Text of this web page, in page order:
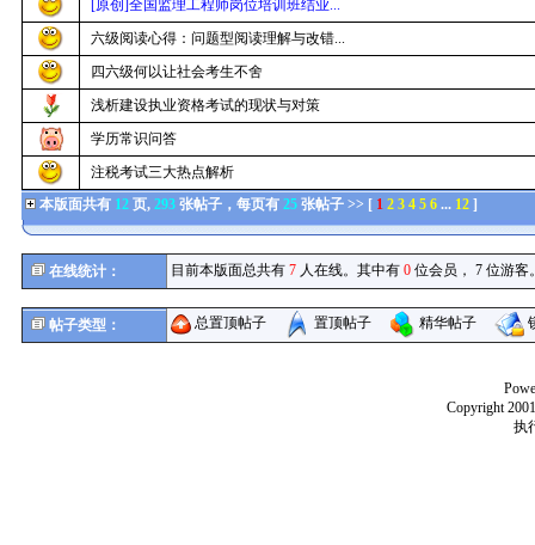
[原创]全国监理工程师岗位培训班结业...
六级阅读心得：问题型阅读理解与改错...
四六级何以让社会考生不舍
浅析建设执业资格考试的现状与对策
学历常识问答
注税考试三大热点解析
本版面共有 12 页, 293 张帖子，每页有 25 张帖子 >> [ 1 2 3 4 5 6 ... 12 ]
在线统计： 目前本版面总共有 7 人在线。其中有 0 位会员， 7 位游
帖子类型： 总置顶帖子 置顶帖子 精华帖子
Copyright
执